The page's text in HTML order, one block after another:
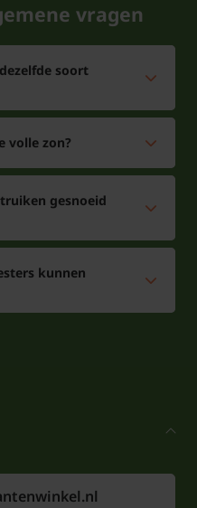
vragen
soort
volle zon?
gesnoeid
kunnen